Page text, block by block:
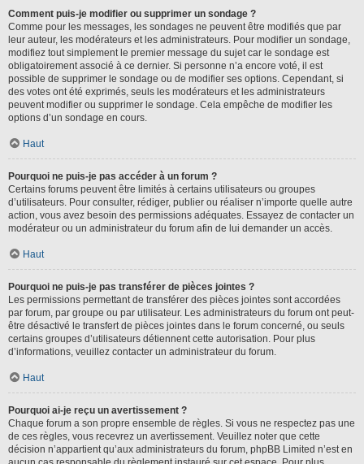
Comment puis-je modifier ou supprimer un sondage ?
Comme pour les messages, les sondages ne peuvent être modifiés que par
leur auteur, les modérateurs et les administrateurs. Pour modifier un sondage,
modifiez tout simplement le premier message du sujet car le sondage est
obligatoirement associé à ce dernier. Si personne n’a encore voté, il est
possible de supprimer le sondage ou de modifier ses options. Cependant, si
des votes ont été exprimés, seuls les modérateurs et les administrateurs
peuvent modifier ou supprimer le sondage. Cela empêche de modifier les
options d’un sondage en cours.
Haut
Pourquoi ne puis-je pas accéder à un forum ?
Certains forums peuvent être limités à certains utilisateurs ou groupes
d’utilisateurs. Pour consulter, rédiger, publier ou réaliser n’importe quelle autre
action, vous avez besoin des permissions adéquates. Essayez de contacter un
modérateur ou un administrateur du forum afin de lui demander un accès.
Haut
Pourquoi ne puis-je pas transférer de pièces jointes ?
Les permissions permettant de transférer des pièces jointes sont accordées
par forum, par groupe ou par utilisateur. Les administrateurs du forum ont peut-
être désactivé le transfert de pièces jointes dans le forum concerné, ou seuls
certains groupes d’utilisateurs détiennent cette autorisation. Pour plus
d’informations, veuillez contacter un administrateur du forum.
Haut
Pourquoi ai-je reçu un avertissement ?
Chaque forum a son propre ensemble de règles. Si vous ne respectez pas une
de ces règles, vous recevrez un avertissement. Veuillez noter que cette
décision n’appartient qu’aux administrateurs du forum, phpBB Limited n’est en